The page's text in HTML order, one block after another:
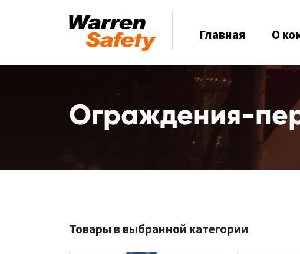
Главная О
Ограждения-
Товары в выбранной категории